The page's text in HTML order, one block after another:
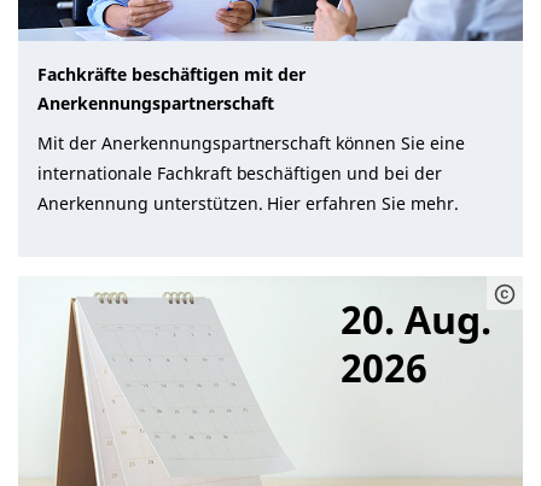
Fachkräfte beschäftigen mit der
Anerkennungspartnerschaft
Mit der Anerkennungspartnerschaft können Sie eine
internationale Fachkraft beschäftigen und bei der
Anerkennung unterstützen. Hier erfahren Sie mehr.
20. Aug.
2026